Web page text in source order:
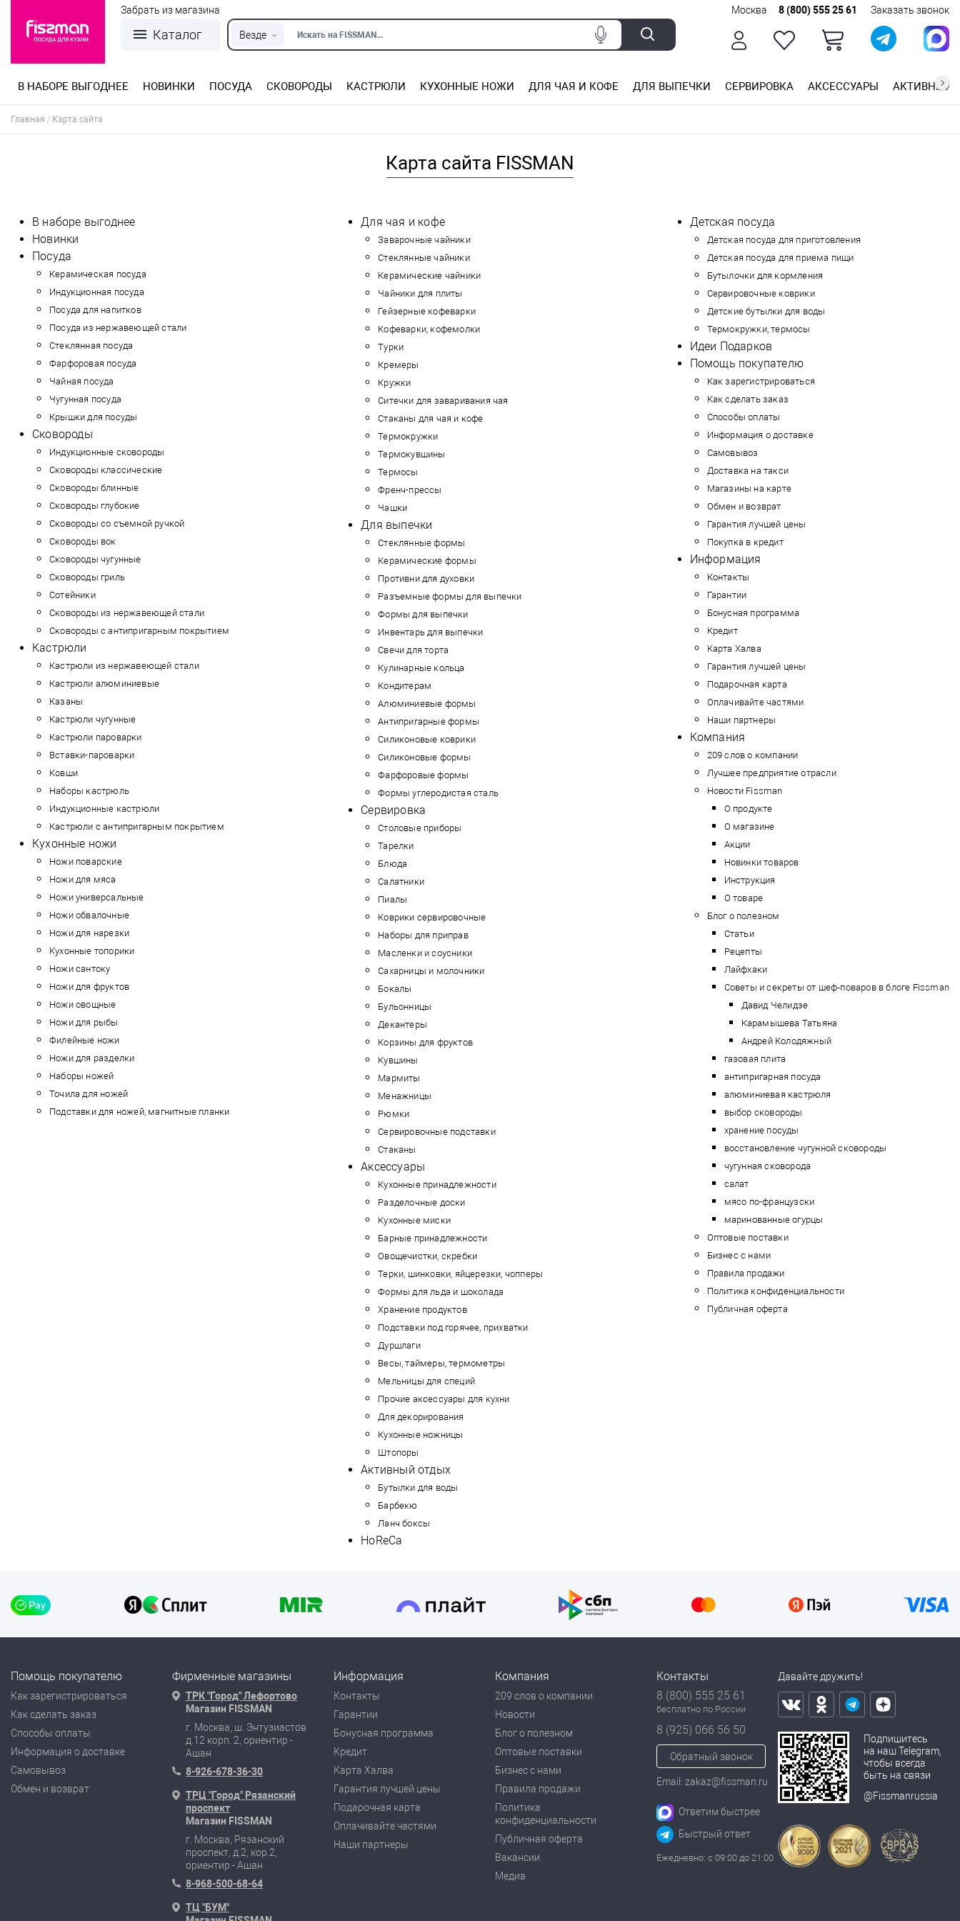
Каталог Везде Искать на FISSMAN...
Забрать из магазина Москва 8 (800) 555 25 61 Заказать звонок
В НАБОРЕ ВЫГОДНЕЕ НОВИНКИ ПОСУДА СКОВОРОДЫ КАСТРЮЛИ КУХОННЫЕ НОЖИ ДЛЯ ЧАЯ И КОФЕ ДЛЯ ВЫПЕЧКИ СЕРВИРОВКА АКСЕССУАРЫ АКТИВНЫЙ
Главная Карта сайта
Карта сайта FISSMAN
В наборе выгоднее
Новинки
Посуда
Керамическая посуда
Индукционная посуда
Посуда для напитков
Посуда из нержавеющей стали
Стеклянная посуда
Фарфоровая посуда
Чайная посуда
Чугунная посуда
Крышки для посуды
Сковороды
Индукционные сковороды
Сковороды классические
Сковороды блинные
Сковороды глубокие
Сковороды со съемной ручкой
Сковороды вок
Сковороды чугунные
Сковороды гриль
Сотейники
Сковороды из нержавеющей стали
Сковороды с антипригарным покрытием
Кастрюли
Кастрюли из нержавеющей стали
Кастрюли алюминиевые
Казаны
Кастрюли чугунные
Кастрюли пароварки
Вставки-пароварки
Ковши
Наборы кастрюль
Индукционные кастрюли
Кастрюли с антипригарным покрытием
Кухонные ножи
Ножи поварские
Ножи для мяса
Ножи универсальные
Ножи обвалочные
Ножи для нарезки
Кухонные топорики
Ножи сантоку
Ножи для фруктов
Ножи овощные
Ножи для рыбы
Филейные ножи
Ножи для разделки
Наборы ножей
Точила для ножей
Подставки для ножей, магнитные планки
Для чая и кофе
Заварочные чайники
Стеклянные чайники
Керамические чайники
Чайники для плиты
Гейзерные кофеварки
Кофеварки, кофемолки
Турки
Кремеры
Кружки
Ситечки для заваривания чая
Стаканы для чая и кофе
Термокружки
Термокувшины
Термосы
Френч-прессы
Чашки
Для выпечки
Стеклянные формы
Керамические формы
Противни для духовки
Разъемные формы для выпечки
Формы для выпечки
Инвентарь для выпечки
Свечи для торта
Кулинарные кольца
Кондитерам
Алюминиевые формы
Антипригарные формы
Силиконовые коврики
Силиконовые формы
Фарфоровые формы
Формы углеродистая сталь
Сервировка
Столовые приборы
Тарелки
Блюда
Салатники
Пиалы
Коврики сервировочные
Наборы для приправ
Масленки и соусники
Сахарницы и молочники
Бокалы
Бульонницы
Декантеры
Корзины для фруктов
Кувшины
Мармиты
Менажницы
Рюмки
Сервировочные подставки
Стаканы
Аксессуары
Кухонные принадлежности
Разделочные доски
Кухонные миски
Барные принадлежности
Овощечистки, скребки
Терки, шинковки, яйцерезки, чопперы
Формы для льда и шоколада
Хранение продуктов
Подставки под горячее, прихватки
Дуршлаги
Весы, таймеры, термометры
Мельницы для специй
Прочие аксессуары для кухни
Для декорирования
Кухонные ножницы
Штопоры
Активный отдых
Бутылки для воды
Барбекю
Ланч боксы
HoReCa
Детская посуда
Детская посуда для приготовления
Детская посуда для приема пищи
Бутылочки для кормления
Сервировочные коврики
Детские бутылки для воды
Термокружки, термосы
Идеи Подарков
Помощь покупателю
Как зарегистрироваться
Как сделать заказ
Способы оплаты
Информация о доставке
Самовывоз
Доставка на такси
Магазины на карте
Обмен и возврат
Гарантия лучшей цены
Покупка в кредит
Информация
Контакты
Гарантии
Бонусная программа
Кредит
Карта Халва
Гарантия лучшей цены
Подарочная карта
Оплачивайте частями
Наши партнеры
Компания
209 слов о компании
Лучшее предприятие отрасли
Новости Fissman
О продукте
О магазине
Акции
Новинки товаров
Инструкция
О товаре
Блог о полезном
Статьи
Рецепты
Лайфхаки
Советы и секреты от шеф‑поваров в блоге Fissman
Давид Челидзе
Карамышева Татьяна
Андрей Колодяжный
газовая плита
антипригарная посуда
алюминиевая кастрюля
выбор сковороды
хранение посуды
восстановление чугунной сковороды
чугунная сковорода
салат
мясо по-французски
маринованные огурцы
Оптовые поставки
Бизнес с нами
Правила продажи
Политика конфиденциальности
Публичная оферта
Помощь покупателю
Как зарегистрироваться
Как сделать заказ
Способы оплаты
Информация о доставке
Самовывоз
Обмен и возврат
Фирменные магазины
ТРК "Город" Лефортово
Магазин FISSMAN
г. Москва, ш. Энтузиастов
д.12 корп. 2, ориентир -
Ашан
8-926-678-36-30
ТРЦ "Город" Рязанский
проспект
Магазин FISSMAN
г. Москва, Рязанский
проспект, д.2, кор.2,
ориентир - Ашан
8-968-500-68-64
ТЦ "БУМ"
Информация
Контакты
Гарантии
Бонусная программа
Кредит
Карта Халва
Гарантия лучшей цены
Подарочная карта
Оплачивайте частями
Наши партнеры
Компания
209 слов о компании
Новости
Блог о полезном
Оптовые поставки
Бизнес с нами
Правила продажи
Политика
конфиденциальности
Публичная оферта
Вакансии
Медиа
Контакты
8 (800) 555 25 61
бесплатно по России
8 (925) 066 56 50
Обратный звонок
Email: zakaz@fissman.ru
Ответим быстрее
Быстрый ответ
Ежедневно: с 09:00 до 21:00
Давайте дружить!
Подпишитесь
на наш Telegram,
чтобы всегда
быть на связи
@Fissmanrussia